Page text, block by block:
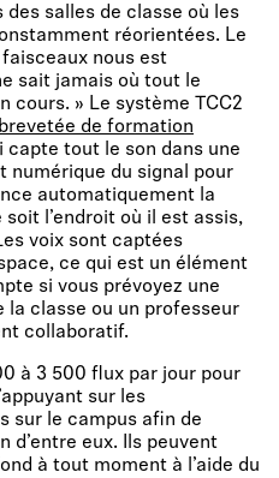
des salles de classe où les
réorientées. Le
nous est
sait jamais où tout le
cours. » Le système TCC2
de formation
capte tout le son dans une
du signal pour
automatiquement la
l’endroit où il est assis,
voix sont captées
ce qui est un élément
si vous prévoyez une
la classe ou un professeur
collaboratif.
à 3 500 flux par jour pour
sur les
sur le campus afin de
d’entre eux. Ils peuvent
à tout moment à l’aide du